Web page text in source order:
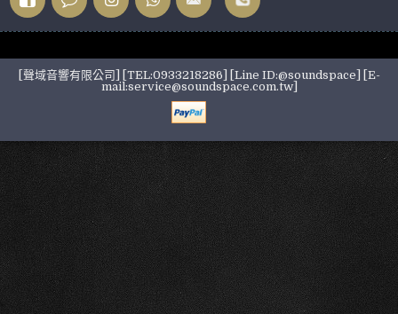
[聲域音響有限公司] [TEL:0933218286] [Line ID:@soundspace] [E-
mail:service@soundspace.com.tw]